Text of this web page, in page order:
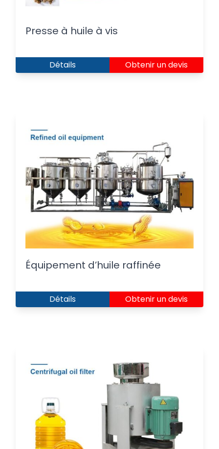
Presse à huile à vis
Détails Obtenir un devis
Équipement d’huile raffinée
Détails Obtenir un devis